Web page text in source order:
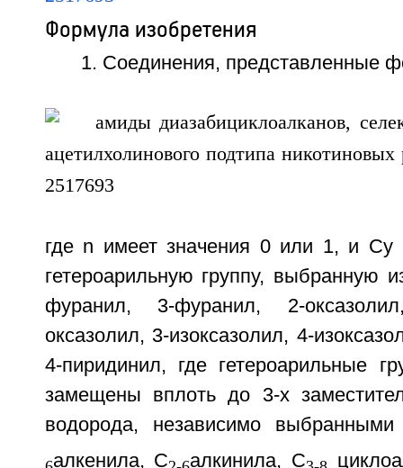
Формула изобретения
1. Соединения, представленные
где n имеет значения 0 или 1, и Сy
гетероарильную группу, выбранную
фуранил, 3-фуранил, 2-
оксазолил, 3-изоксазолил, 4-
4-пиридинил, где гетероарильные
замещены вплоть до 3-х
водорода, независимо
алкенила, С алкинила, С